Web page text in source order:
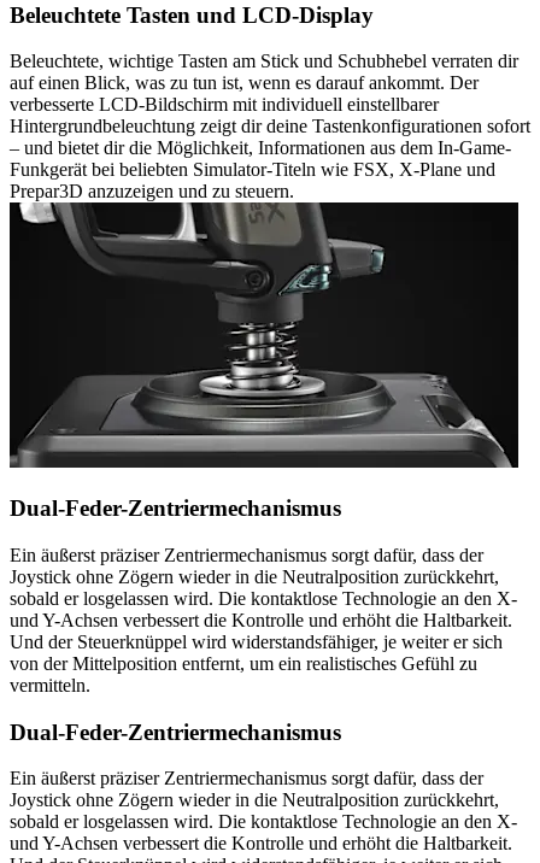
Beleuchtete Tasten und LCD-Display
Beleuchtete, wichtige Tasten am Stick und Schubhebel verraten dir
auf einen Blick, was zu tun ist, wenn es darauf ankommt. Der
verbesserte LCD-Bildschirm mit individuell einstellbarer
Hintergrundbeleuchtung zeigt dir deine Tastenkonfigurationen sofort
– und bietet dir die Möglichkeit, Informationen aus dem In-Game-
Funkgerät bei beliebten Simulator-Titeln wie FSX, X-Plane und
Prepar3D anzuzeigen und zu steuern.
Dual-Feder-Zentriermechanismus
Ein äußerst präziser Zentriermechanismus sorgt dafür, dass der
Joystick ohne Zögern wieder in die Neutralposition zurückkehrt,
sobald er losgelassen wird. Die kontaktlose Technologie an den X-
und Y-Achsen verbessert die Kontrolle und erhöht die Haltbarkeit.
Und der Steuerknüppel wird widerstandsfähiger, je weiter er sich
von der Mittelposition entfernt, um ein realistisches Gefühl zu
vermitteln.
Dual-Feder-Zentriermechanismus
Ein äußerst präziser Zentriermechanismus sorgt dafür, dass der
Joystick ohne Zögern wieder in die Neutralposition zurückkehrt,
sobald er losgelassen wird. Die kontaktlose Technologie an den X-
und Y-Achsen verbessert die Kontrolle und erhöht die Haltbarkeit.